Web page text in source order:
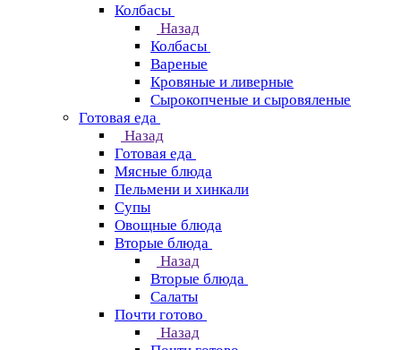
Колбасы
Назад
Колбасы
Вареные
Кровяные и ливерные
Сырокопченые и сыровяленые
Готовая еда
Назад
Готовая еда
Мясные блюда
Пельмени и хинкали
Супы
Овощные блюда
Вторые блюда
Назад
Вторые блюда
Салаты
Почти готово
Назад